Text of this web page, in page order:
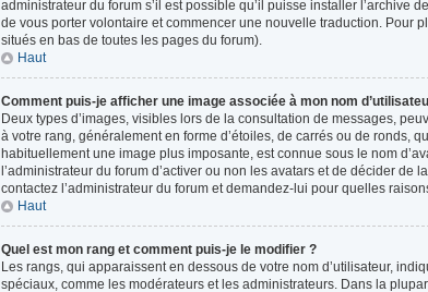
administrateur du forum s’il est possible qu’il puisse installer l’archive
de vous porter volontaire et commencer une nouvelle traduction. Pour
situés en bas de toutes les pages du forum).
Haut
Comment puis-je afficher une image associée à mon nom
Deux types d’images, visibles lors de la consultation de messages,
à votre rang, généralement en forme d’étoiles, de carrés ou de ronds,
habituellement une image plus imposante, est connue sous le nom
l’administrateur du forum d’activer ou non les avatars et de décider
contactez l’administrateur du forum et demandez-lui pour quelles
Haut
Quel est mon rang et comment puis-je le modifier ?
Les rangs, qui apparaissent en dessous de votre nom d’utilisateur,
spéciaux, comme les modérateurs et les administrateurs. Dans la